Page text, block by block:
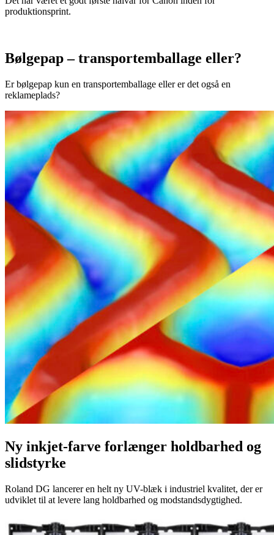
produktionsprint.
Bølgepap – transportemballage eller?
Er bølgepap kun en transportemballage eller er det også en
reklameplads?
Ny inkjet-farve forlænger holdbarhed og
slidstyrke
Roland DG lancerer en helt ny UV-blæk i industriel kvalitet, der er
udviklet til at levere lang holdbarhed og modstandsdygtighed.